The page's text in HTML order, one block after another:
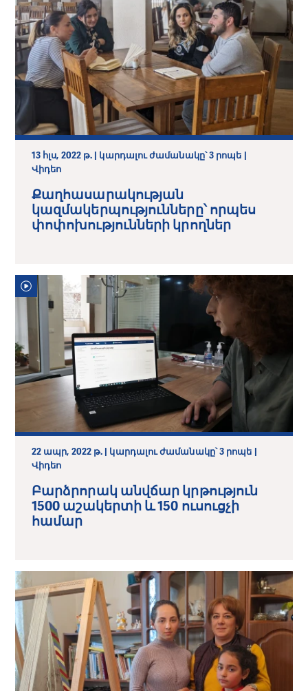
13 հլս, 2022 թ. | կարդալու ժամանակը՝ 3 րոպե |
Վիդեո
Քաղհասարակության
կազմակերպությունները՝ որպես
փոփոխությունների կրողներ
22 ապր, 2022 թ. | կարդալու ժամանակը՝ 3 րոպե |
Վիդեո
Բարձրորակ անվճար կրթություն
1500 աշակերտի և 150 ուսուցչի
համար